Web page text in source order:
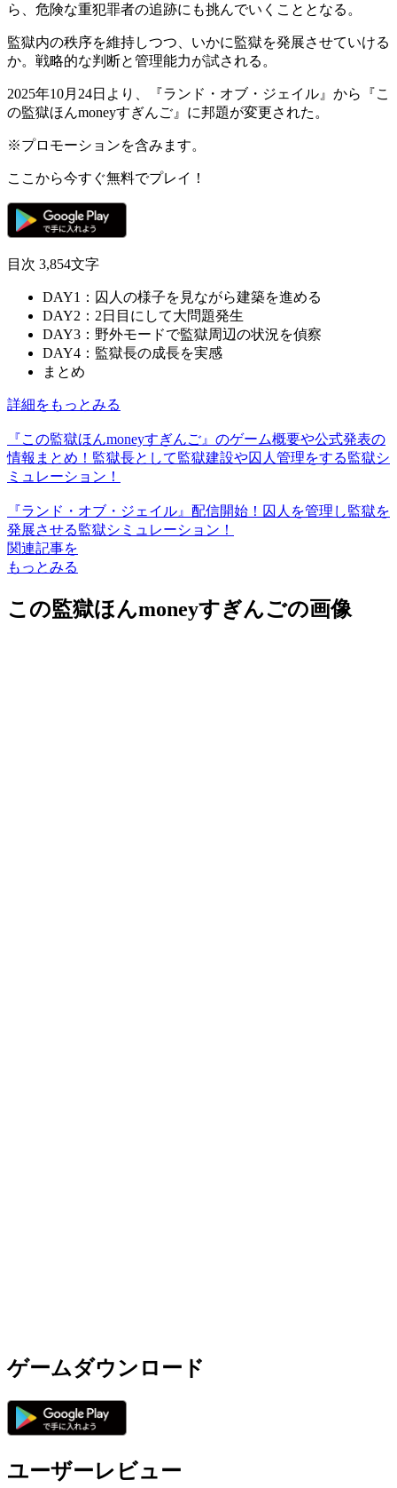
ら、危険な重犯罪者の追跡にも挑んでいくこととなる。
監獄内の秩序を維持しつつ、いかに監獄を発展させていける
か。 戦略的な判断と管理能力が試される。
2025年10月24日より、『ランド・オブ・ジェイル』から『こ
の監獄ほんmoneyすぎんご』に邦題が変更された。
※プロモーションを含みます。
ここから今すぐ無料でプレイ！
目次 3,854文字
DAY1：囚人の様子を見ながら建築を進める
DAY2：2日目にして大問題発生
DAY3：野外モードで監獄周辺の状況を偵察
DAY4：監獄長の成長を実感
まとめ
詳細をもっとみる
『この監獄ほんmoneyすぎんご』のゲーム概要や公式発表の
情報まとめ！監獄長として監獄建設や囚人管理をする監獄シ
ミュレーション！
『ランド・オブ・ジェイル』配信開始！囚人を管理し監獄を
発展させる監獄シミュレーション！
関連記事を
もっとみる
この監獄ほんmoneyすぎんごの画像
ゲームダウンロード
ユーザーレビュー